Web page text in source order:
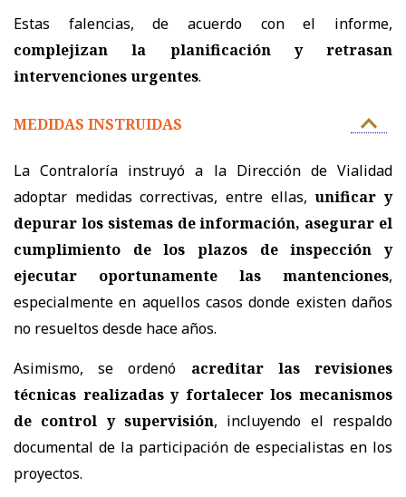
Estas falencias, de acuerdo con el informe,
complejizan la planificación y retrasan
intervenciones urgentes.
MEDIDAS INSTRUIDAS
La Contraloría instruyó a la Dirección de Vialidad
adoptar medidas correctivas, entre ellas,unificar y
depurar los sistemas de información, asegurar el
cumplimiento de los plazos de inspección y
ejecutar oportunamente las mantenciones,
especialmente en aquellos casos donde existen daños
no resueltos desde hace años.
Asimismo, se ordenó acreditar las revisiones
técnicas realizadas y fortalecer los mecanismos
de control y supervisión, incluyendo el respaldo
documental de la participación de especialistas en los
proyectos.